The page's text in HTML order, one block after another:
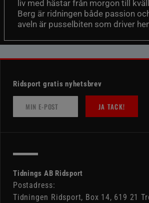
liv med hästar från morgon till
Berg är ridningen både passion
aveln är pusselbiten som driver
Ridsport gratis nyhetsbrev
JA TACK!
Tidnings AB Ridsport
Postadress:
Tidningen Ridsport, Box 14, 619 21